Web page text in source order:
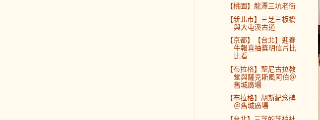
【桃園】龍潭三坑老街
【新北市】三芝三板橋
與大屯溪古道
【京都】【台北】迎春
牛報喜抽獎明信片比
比看
【布拉格】聖尼古拉教
堂與薩克斯風阿伯＠
舊城廣場
【布拉格】胡斯紀念碑
＠舊城廣場